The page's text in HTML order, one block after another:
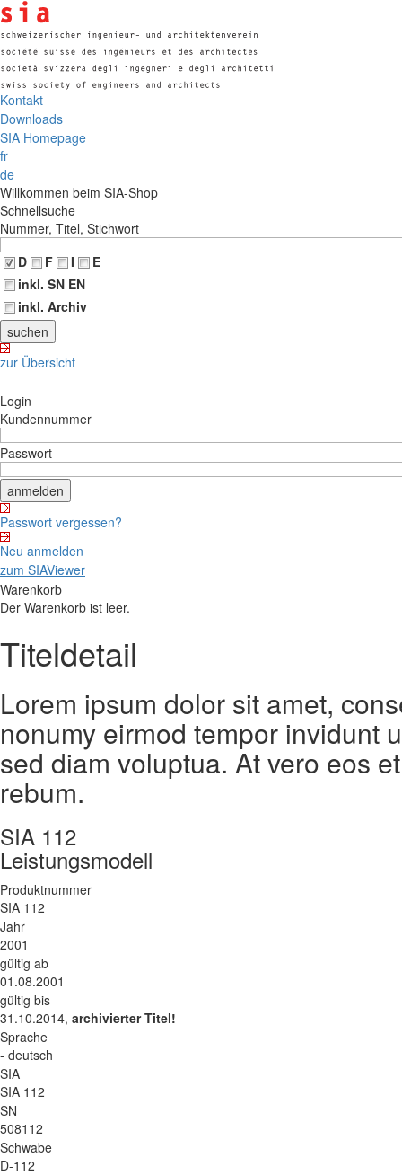
Kontakt
Downloads
SIA Homepage
fr
de
Willkommen beim SIA-Shop
Schnellsuche
Nummer, Titel, Stichwort
D
F I
E
inkl. SN EN
inkl. Archiv
zur Übersicht
Login
Kundennummer
Passwort
Passwort vergessen?
Neu anmelden
zum SIAViewer
Warenkorb
Der Warenkorb ist leer.
Titeldetail
Lorem ipsum dolor sit amet,
nonumy eirmod tempor invidunt
sed diam voluptua. At vero eos
rebum.
SIA 112
Leistungsmodell
Produktnummer
SIA 112
Jahr
2001
gültig ab
01.08.2001
gültig bis
31.10.2014, archivierter Titel!
Sprache
- deutsch
SIA
SIA 112
SN
508112
Schwabe
D-112